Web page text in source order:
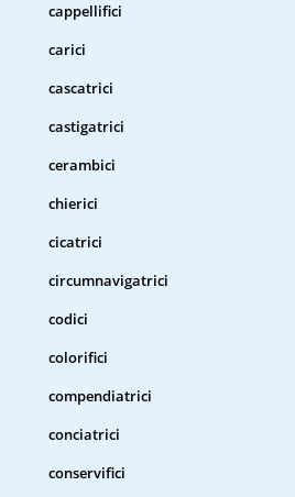
cappellifici
carici
cascatrici
castigatrici
cerambici
chierici
cicatrici
circumnavigatrici
codici
colorifici
compendiatrici
conciatrici
conservifici